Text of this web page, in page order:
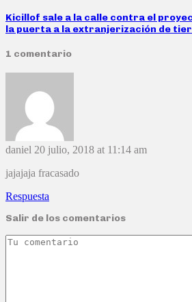
Kicillof sale a la calle contra el
la puerta a la extranjerización de
1 comentario
daniel 20 julio, 2018 at 11:14 am
jajajaja fracasado
Respuesta
Salir de los comentarios